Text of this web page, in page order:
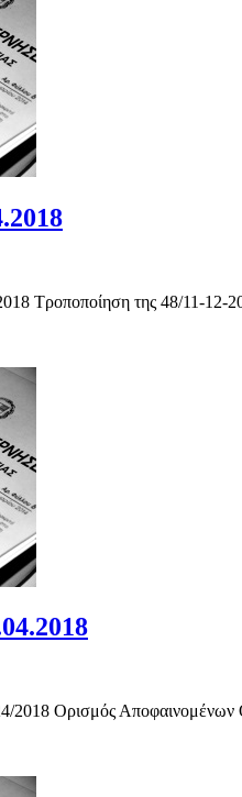
Τροποποίηση της 48/11-12-
Ορισμός Αποφαινομένων